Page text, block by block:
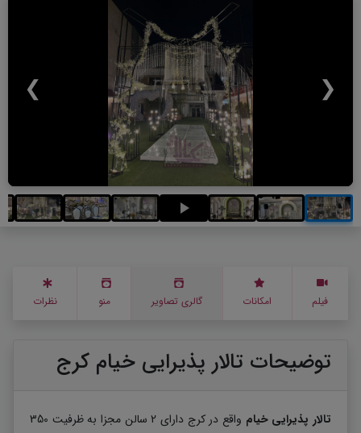
❮
❯
فیلم امکانات گالری تصاویر منو نظرات
توضیحات تالار پذیرایی خیام کرج
تالار پذیرایی خیام
واقع در کرج دارای 2 سالن مجزا به ظرفیت 350